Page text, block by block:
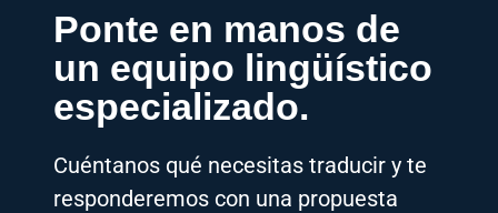
Ponte en manos de
un equipo lingüístico
especializado.
Cuéntanos qué necesitas traducir y te
responderemos con una propuesta